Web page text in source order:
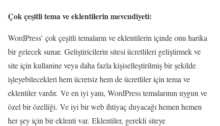
Çok çeşitli tema ve eklentilerin mevcudiyeti:
WordPress’ çok çeşitli temaların ve eklentilerin içinde onu harika
bir gelecek sunar. Geliştiricilerin sitesi ücretlileri geliştirmek ve
site için kullanine veya daha fazla kişiselleştirilmiş bir şekilde
işleyebilecekleri hem ücretsiz hem de ücretliler için tema ve
eklentiler vardır. Ve en iyi yanı, WordPress temalarının uygun ve
özel bir özelliği. Ve iyi bir web ihtiyaç duyacağı hemen hemen
her şey için bir eklenti var. Eklentiler, gerekli siteye